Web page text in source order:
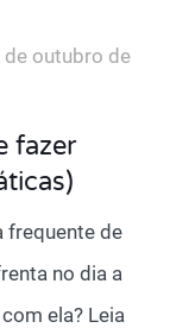
de outubro de
fazer
frequente de
no dia a
ela? Leia